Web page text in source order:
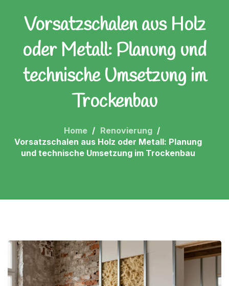
Vorsatzschalen aus Holz
oder Metall: Planung und
technische Umsetzung im
Trockenbau
Home
Renovierung
Vorsatzschalen aus Holz oder Metall: Planung
und technische Umsetzung im Trockenbau